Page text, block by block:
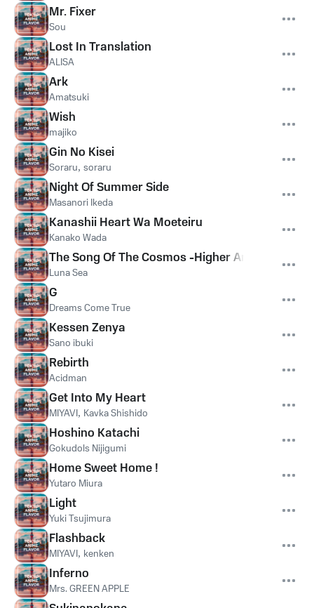
Mr. Fixer
Sou
Lost In Translation
ALISA
Ark
Amatsuki
Wish
majiko
Gin No Kisei
Soraru, soraru
Night Of Summer Side
Masanori Ikeda
Kanashii Heart Wa Moeteiru
Kanako Wada
The Song Of The Cosmos -Higher And Higher-
Luna Sea
G
Dreams Come True
Kessen Zenya
Sano ibuki
Rebirth
Acidman
Get Into My Heart
MIYAVI, Kavka Shishido
Hoshino Katachi
Gokudols Nijigumi
Home Sweet Home !
Yutaro Miura
Light
Yuki Tsujimura
Flashback
MIYAVI, kenken
Inferno
Mrs. GREEN APPLE